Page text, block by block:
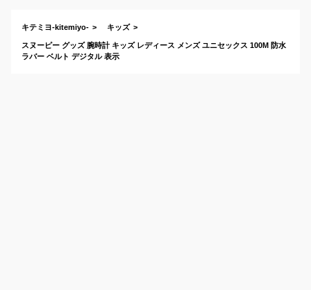
キテミヨ-kitemiyo- キッズ
スヌーピー グッズ 腕時計 キッズ レディース メンズ ユニセックス 100M 防水
ラバー ベルト デジタル 表示